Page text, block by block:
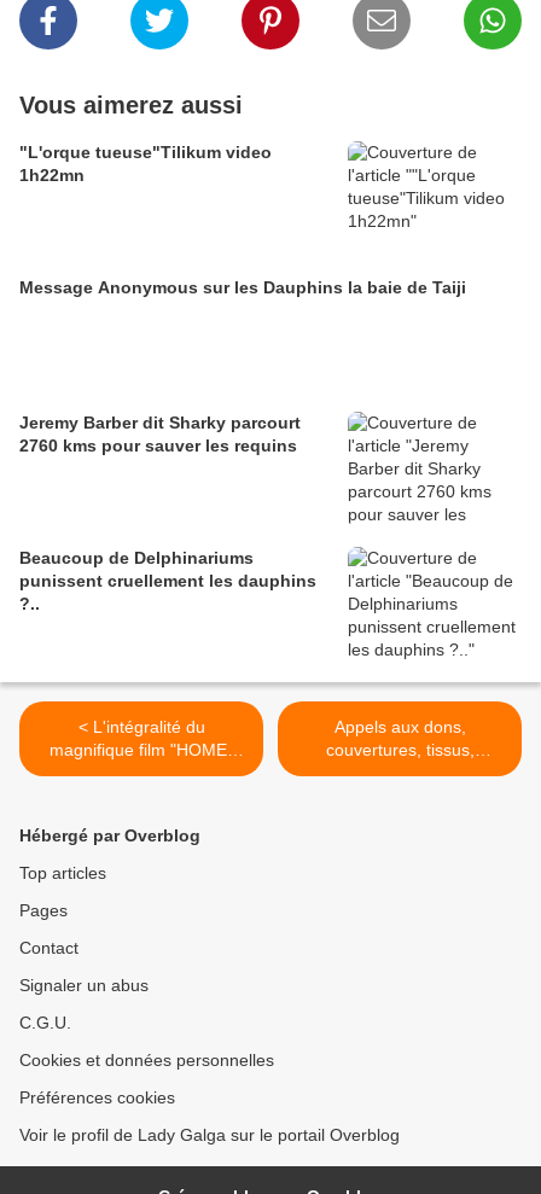
Vous aimerez aussi
"L'orque tueuse"Tilikum video
1h22mn
Message Anonymous sur les Dauphins la baie de Taiji
Jeremy Barber dit Sharky parcourt
2760 kms pour sauver les requins
Beaucoup de Delphinariums
punissent cruellement les dauphins
?..
< L'intégralité du
magnifique film "HOME"
d'Arthus-Bertrand 1h30
Appels aux dons,
couvertures, tissus,
croquettes pour les Chiens
Hébergé par Overblog
Top articles
Pages
Contact
Signaler un abus
C.G.U.
Cookies et données personnelles
Préférences cookies
Voir le profil de Lady Galga sur le portail Overblog